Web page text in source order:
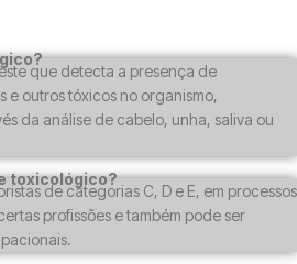
que detecta a presença de
e outros tóxicos no organismo,
da análise de cabelo, unha, saliva ou
toxicológico?
de categorias C, D e E, em processos
profissões e também pode ser